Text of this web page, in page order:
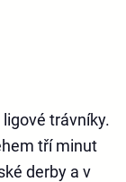
trávníky.
tří minut
derby a v